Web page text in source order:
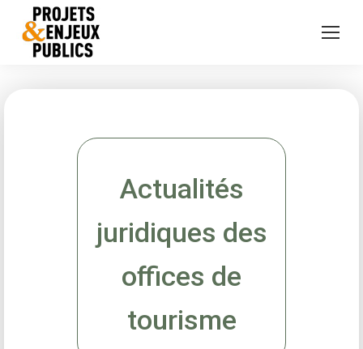
Actualités
juridiques des
offices de
tourisme